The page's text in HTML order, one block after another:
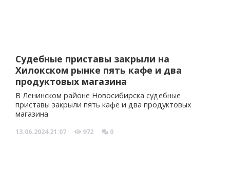
Судебные приставы закрыли на
Хилокском рынке пять кафе и два
продуктовых магазина
В Ленинском районе Новосибирска судебные
приставы закрыли пять кафе и два продуктовых
магазина
13.06.2024 21:07 972 0